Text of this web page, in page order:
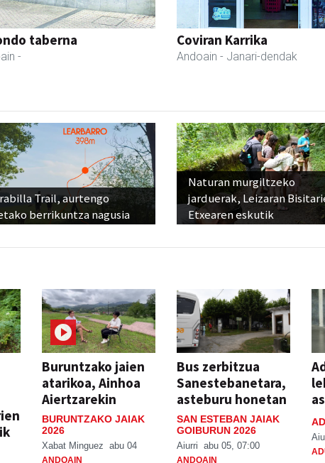
taberna
-
Coviran Karrika
Andoain - Janari-dendak
Trail, aurtengo
berrikuntza nagusia
Naturan murgiltzeko
jarduerak, Leizaran
Etxearen eskutik
Buruntzako jaien
atarikoa, Ainhoa
Aiertzarekin
BURUNTZAKO JAIAK
2026
Xabat Minguez abu 04
ANDOAIN
Bus zerbitzua
Sanestebanetara,
asteburu honetan
SAN ESTEBAN JAIAK
GOIBURUN 2026
Aiurri abu 05, 07:00
ANDOAIN